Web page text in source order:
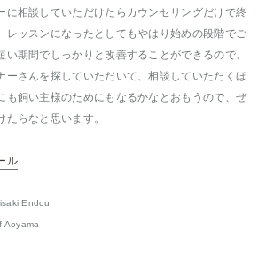
に相談していただけたらカウンセリングだけで終
レッスンになったとしてもやはり始めの段階でご
い期間でしっかりと改善することができるので、
ーさんを探していただいて、相談していただくほ
も飼い主様のためにもなるかなとおもうので、ぜ
らなと思います。
ル
Endou
Aoyama